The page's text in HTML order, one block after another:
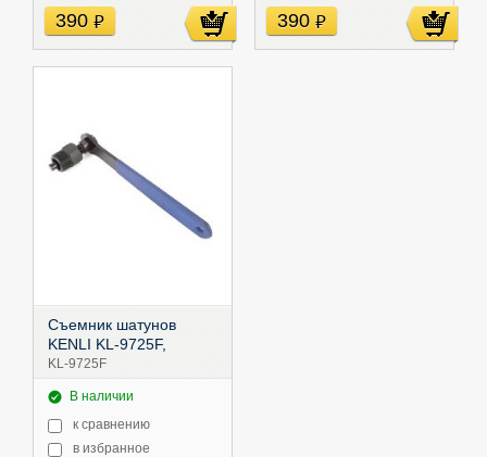
390 руб 390 руб
Съемник шатунов
KENLI KL-9725F,
KL-9725F
В наличии
к сравнению
в избранное